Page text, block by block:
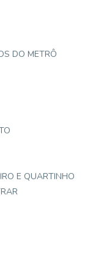
DO METRÔ
E QUARTINHO